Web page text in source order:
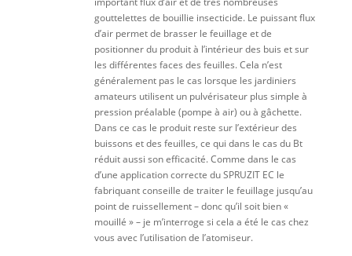
gouttelettes de bouillie insecticide. Le puissant flux
d’air permet de brasser le feuillage et de
positionner du produit à l’intérieur des buis et sur
les différentes faces des feuilles. Cela n’est
généralement pas le cas lorsque les jardiniers
amateurs utilisent un pulvérisateur plus simple à
pression préalable (pompe à air) ou à gâchette.
Dans ce cas le produit reste sur l’extérieur des
buissons et des feuilles, ce qui dans le cas du Bt
réduit aussi son efficacité. Comme dans le cas
d’une application correcte du SPRUZIT EC le
fabriquant conseille de traiter le feuillage jusqu’au
point de ruissellement – donc qu’il soit bien «
mouillé » – je m’interroge si cela a été le cas chez
vous avec l’utilisation de l’atomiseur.